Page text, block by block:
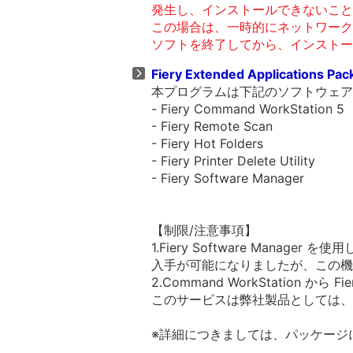
発生し、インストールできないこ
この場合は、一時的にネットワー
ソフトを終了してから、インスト
Fiery Extended Applications
本プログラムは下記のソフトウェ
- Fiery Command WorkStation 5
- Fiery Remote Scan
- Fiery Hot Folders
- Fiery Printer Delete Utility
- Fiery Software Manager
【制限/注意事項】
1.Fiery Software Manager を使
入手が可能になりましたが、この
2.Command WorkStation から
このサービスは弊社製品としては
※詳細につきましては、パッケー